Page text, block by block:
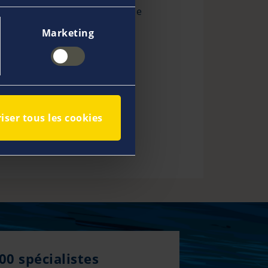
Marketing
tous les cookies
différentes collectivités se
:
:
leur centre.
spécialistes